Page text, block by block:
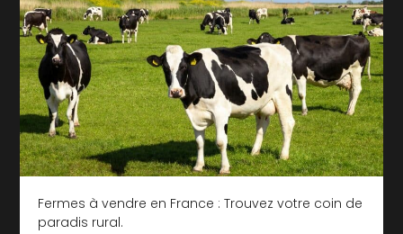
Fermes à vendre en France : Trouvez votre coin de
paradis rural.